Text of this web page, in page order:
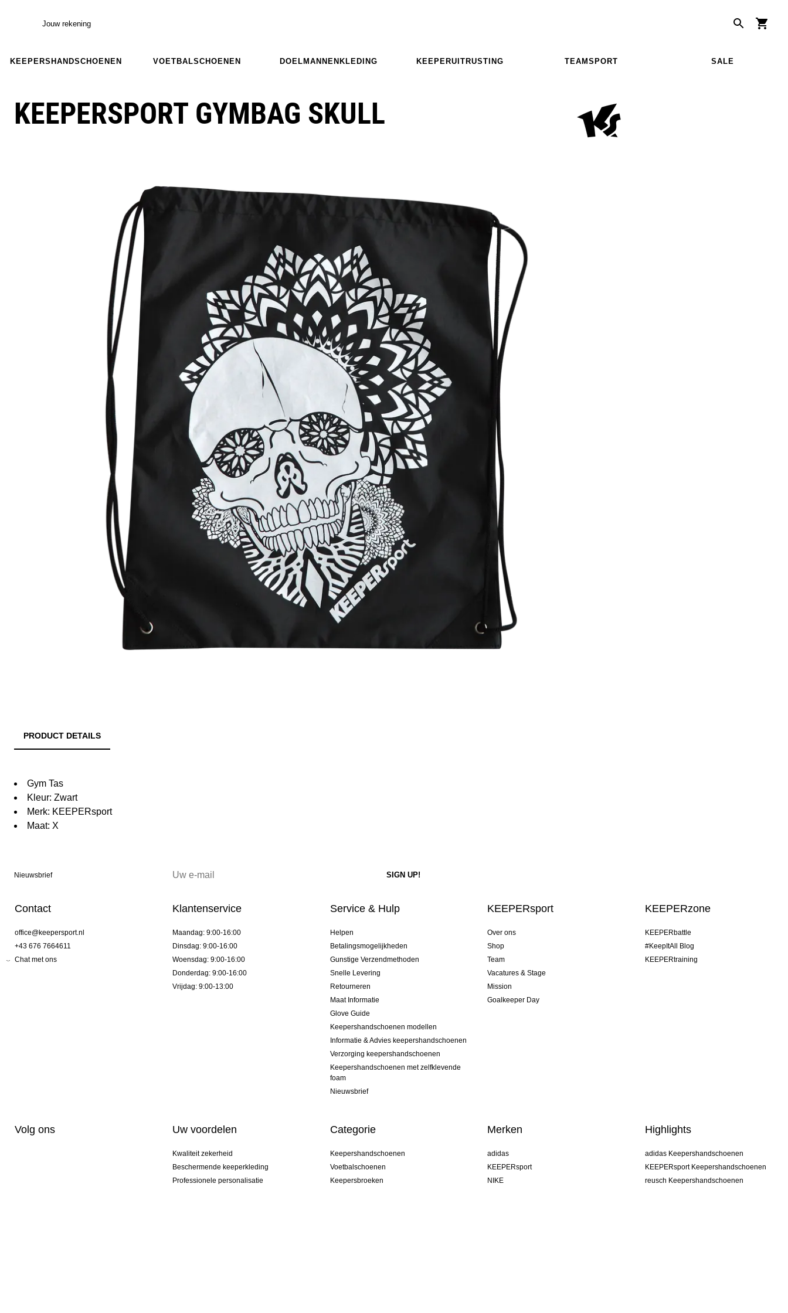
Jouw rekening
KEEPERSHANDSCHOENEN VOETBALSCHOENEN DOELMANNENKLEDING KEEPERUITRUSTING TEAMSPORT SALE
KEEPERSPORT GYMBAG SKULL
PRODUCT DETAILS
Gym Tas
Kleur: Zwart
Merk: KEEPERsport
Maat: X
Nieuwsbrief
Contact
office@keepersport.nl
+43 676 7664611
Chat met ons
Klantenservice
Maandag: 9:00-16:00
Dinsdag: 9:00-16:00
Woensdag: 9:00-16:00
Donderdag: 9:00-16:00
Vrijdag: 9:00-13:00
Service & Hulp
Helpen
Betalingsmogelijkheden
Gunstige Verzendmethoden
Snelle Levering
Retourneren
Maat Informatie
Glove Guide
Keepershandschoenen modellen
Informatie & Advies keepershandschoenen
Verzorging keepershandschoenen
Keepershandschoenen met zelfklevende
foam
Nieuwsbrief
KEEPERsport
Over ons
Shop
Team
Vacatures & Stage
Mission
Goalkeeper Day
KEEPERzone
KEEPERbattle
#KeepItAll Blog
KEEPERtraining
Volg ons Uw voordelen
Kwaliteit zekerheid
Beschermende keeperkleding
Professionele personalisatie
Categorie
Keepershandschoenen
Voetbalschoenen
Keepersbroeken
Merken
adidas
KEEPERsport
NIKE
Highlights
adidas Keepershandschoenen
KEEPERsport Keepershandschoenen
reusch Keepershandschoenen